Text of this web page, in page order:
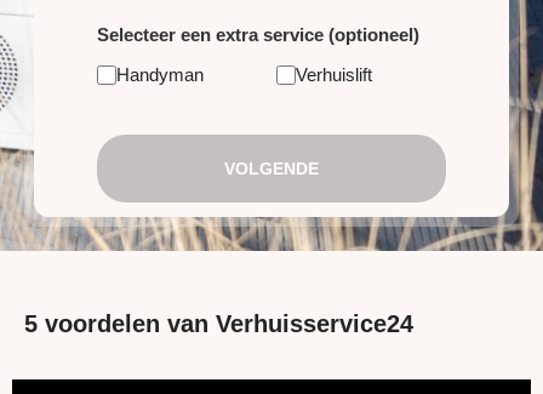
Selecteer een extra service (optioneel)
Handyman
Verhuislift
VOLGENDE
5 voordelen van Verhuisservice24